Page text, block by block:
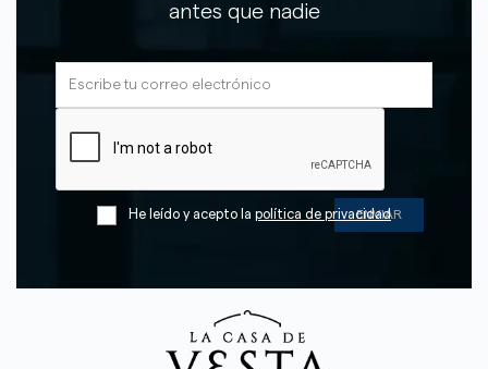
antes que nadie
He leído y acepto la política de privacidad